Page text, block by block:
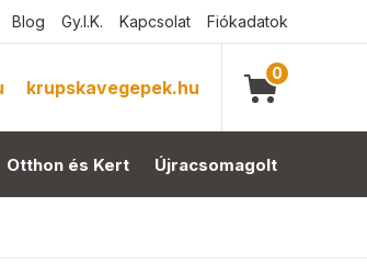
Blog Gy.I.K. Kapcsolat Fiókadatok
krupskavegepek.hu
0
Otthon és Kert Újracsomagolt